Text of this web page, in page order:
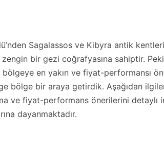
Sagalassos ve Kibyra antik
zengin bir gezi coğrafyasına sahiptir. Peki
en yakın ve fiyat-performansı
bölge bir araya getirdik. Aşağıdan
ve fiyat-performans önerilerini detaylı
dayanmaktadır.